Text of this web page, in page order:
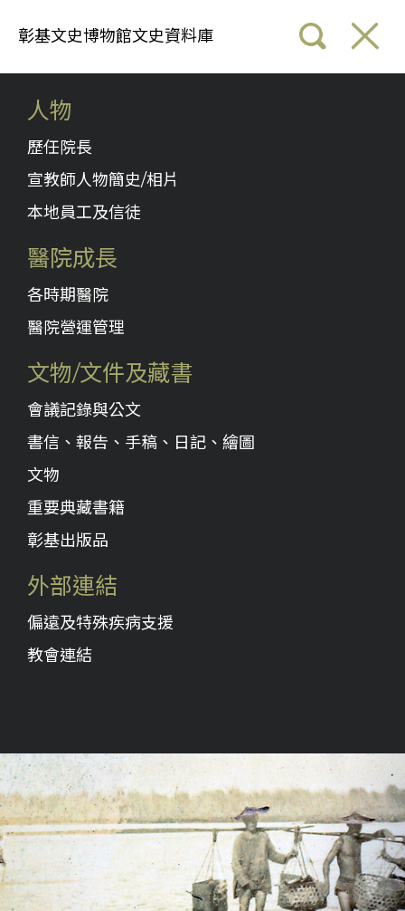
彰基文史博物館文史資料庫
人物
歷任院長
宣教師人物簡史/相片
本地員工及信徒
醫院成長
各時期醫院
醫院營運管理
文物/文件及藏書
會議記錄與公文
書信、報告、手稿、日記、繪圖
文物
重要典藏書籍
彰基出版品
外部連結
偏遠及特殊疾病支援
教會連結